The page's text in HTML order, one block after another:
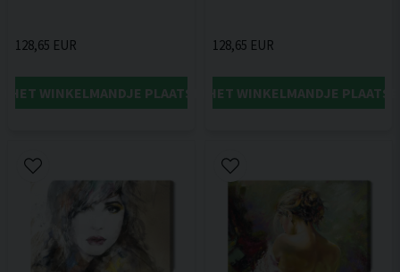
128,65 EUR
HET WINKELMANDJE PLAATSEN
128,65 EUR
IN HET WINKELMANDJE